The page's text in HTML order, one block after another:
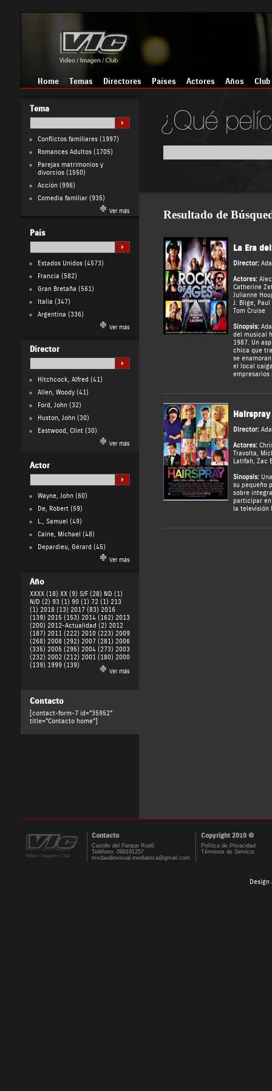
Home Temas Directores Países Actores Años Club
Tema
Conflictos familiares(1997)
Romances Adultos(1705)
Parejas matrimonios y
divorcios(1550)
Acción(996)
Comedia familiar(935)
Ver más
País
Estados Unidos(4573)
Francia (582)
Gran Bretaña (561)
Italia (347)
Argentina (336)
Ver más
Director
Hitchcock, Alfred (41)
Allen, Woody(41)
Ford, John(32)
Huston, John(30)
Eastwood, Clint(30)
Ver más
Actor
Wayne, John(60)
De, Robert(59)
L., Samuel (49)
Caine, Michael (48)
Depardieu, Gérard (45)
Ver más
Año
XXXX (18) XX (9) S/F (28) ND (1)
N/D (2) 93 (1) 90 (1) 72 (1) 213
(1) 2018 (13) 2017 (83) 2016
(139) 2015 (153) 2014 (162) 2013
(200) 2012-Actualidad (2) 2012
(187) 2011 (222) 2010 (223) 2009
(268) 2008 (292) 2007 (281) 2006
(335) 2005 (295) 2004 (273) 2003
(232) 2002 (212) 2001 (180) 2000
(139) 1999 (139)
Ver más
Contacto
[contact-form-7 id="35952"
title="Contacto home"]
Resultado de
La Era
Director:
Actores:
Catherine
Julianne
J. Blige,
Tom Cruise
Sinopsis:
del musical
1987. Un
chica que
se
el local
empresarios
Hairspray
Director:
Actores:
Travolta,
Latifah, Zac
Sinopsis:
su pequeño
sobre
participar
la televisión
Contacto Copyright 2010 ©
Castillo del Parque Rodó
Teléfono: 099191257
mvdaudiovisual.mediateca@gmail.com
Política de Privacidad
Términos de Servicio